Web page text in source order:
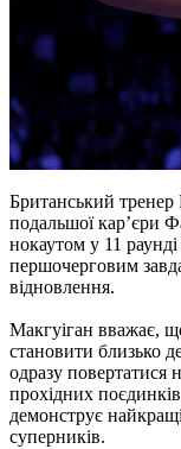
Британський
подальшої кар’єри
нокаутом у 11
першочерговим
відновлення.
Макгуіган вважає,
становити близько
одразу повертатися
прохідних
демонструє
суперників.